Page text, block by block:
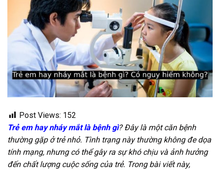
Post Views: 152
Trẻ em hay nháy mắt là bệnh gì? Đây là một căn bệnh
thường gặp ở trẻ nhỏ. Tình trạng này thường không đe dọa
tính mạng, nhưng có thể gây ra sự khó chịu và ảnh hưởng
đến chất lượng cuộc sống của trẻ. Trong bài viết này,